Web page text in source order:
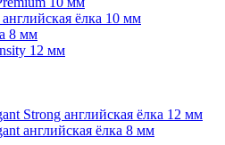
ёлка 10 мм
8 мм
12 мм
Strong английская ёлка 12 мм
английская ёлка 8 мм